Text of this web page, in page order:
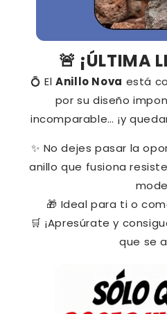
🚨 ¡ÚLTIMA
💍 ElAnillo Nova está
por su diseño
incomparable… ¡y
✨ No dejes pasar la
anillo que fusiona
🎁 Ideal para ti o
🛒 ¡Apresúrate y
que se